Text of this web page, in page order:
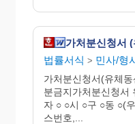
가처분신청서
법률서식 > 민사/형
가처분신청서(유체
분금지가처분신청서
자 ○ ○시 ○구 ○동 ○(
스번호,...